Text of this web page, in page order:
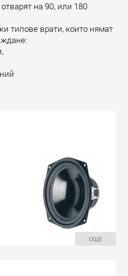
на 90, или 180
типове врати, които нямат
ОЩЕ